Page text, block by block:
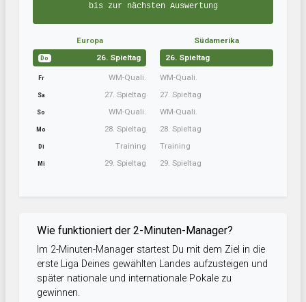
bis zur nächsten Auswertung
Europa
Do 26. Spieltag
Fr WM-Quali.
Sa 27. Spieltag
So WM-Quali.
Mo 28. Spieltag
Di Training
Mi 29. Spieltag
Südamerika
26. Spieltag
WM-Quali.
27. Spieltag
WM-Quali.
28. Spieltag
Training
29. Spieltag
Wie funktioniert der 2-Minuten-Manager?
Im 2-Minuten-Manager startest Du mit dem Ziel in die
erste Liga Deines gewählten Landes aufzusteigen und
später nationale und internationale Pokale zu
gewinnen.